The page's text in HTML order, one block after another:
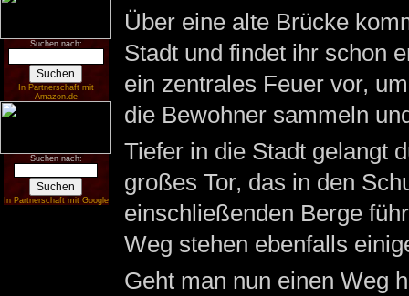
Suchen nach:
In Partnerschaft mit
Amazon.de
Suchen nach:
In Partnerschaft mit Google
Über eine alte Brücke
Stadt und findet ihr schon
ein zentrales Feuer vor,
die Bewohner sammeln
Tiefer in die Stadt gelangt
großes Tor, das in den
einschließenden Berge
Weg stehen ebenfalls
Geht man nun einen Weg